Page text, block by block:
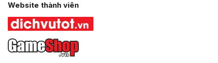
Website thành viên